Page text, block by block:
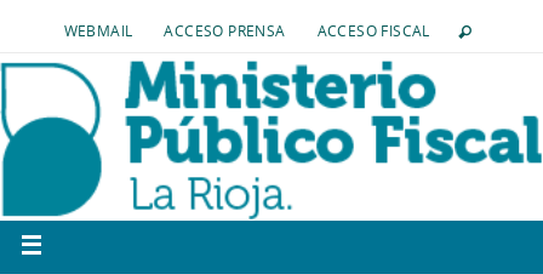
WEBMAIL ACCESO PRENSA ACCESO FISCAL